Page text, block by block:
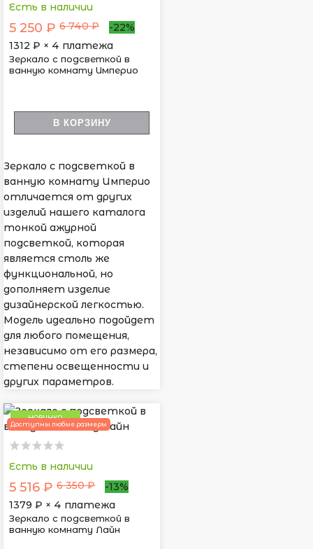
Есть в наличии
5 250 ₽ 6 740 ₽
-22%
1312 ₽ × 4 платежа
Зеркало с подсветкой в
ванную комнату Империо
В КОРЗИНУ
Зеркало с подсветкой в
ванную комнату Империо
отличается от других
изделий нашего каталога
тонкой ажурной
подсветкой, которая
является столь же
функциональной, но
дополняет изделие
дизайнерской легкостью.
Модель идеально подойдет
для любого помещения,
независимо от его размера,
степени освещенности и
других параметров.
НОВИНКА
Доступны любые размеры
Есть в наличии
5 516 ₽ 6 350 ₽
-13%
1379 ₽ × 4 платежа
Зеркало с подсветкой в
ванную комнату Лайн